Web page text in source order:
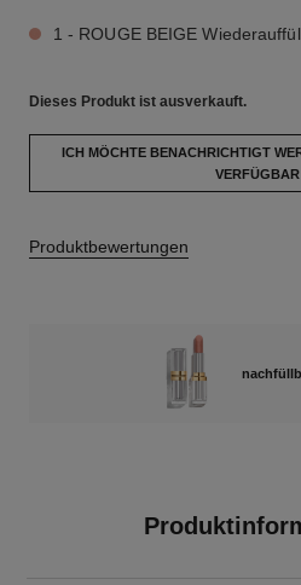
1 - ROUGE BEIGE
Dieses Produkt ist ausverkauft.
ICH MÖCHTE BENACHRICHTIGT
VERFÜGBAR
Produktbewertungen